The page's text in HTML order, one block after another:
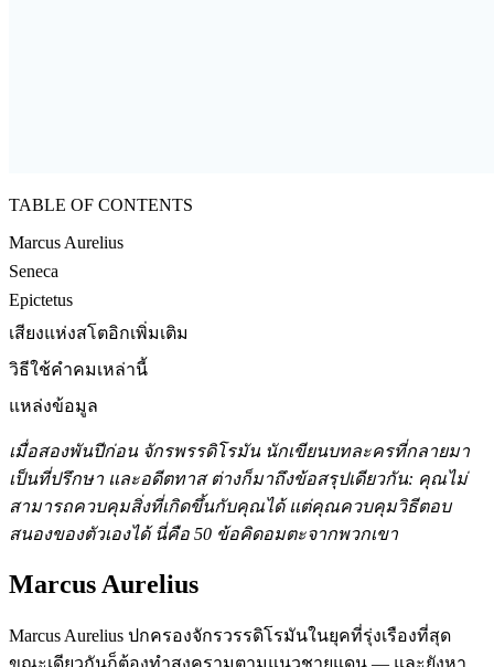
TABLE OF CONTENTS
Marcus Aurelius
Seneca
Epictetus
เสียงแห่งสโตอิกเพิ่มเติม
วิธีใช้คำคมเหล่านี้
แหล่งข้อมูล
เมื่อสองพันปีก่อน จักรพรรดิโรมัน นักเขียนบทละครที่กลายมา
เป็นที่ปรึกษา และอดีตทาส ต่างก็มาถึงข้อสรุปเดียวกัน: คุณไม่
สามารถควบคุมสิ่งที่เกิดขึ้นกับคุณได้ แต่คุณควบคุมวิธีตอบ
สนองของตัวเองได้ นี่คือ 50 ข้อคิดอมตะจากพวกเขา
Marcus Aurelius
Marcus Aurelius ปกครองจักรวรรดิโรมันในยุคที่รุ่งเรืองที่สุด
ขณะเดียวกันก็ต้องทำสงครามตามแนวชายแดน — และยังหา